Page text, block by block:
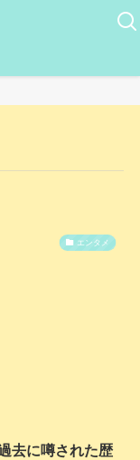
エンタメ
去に噂された歴